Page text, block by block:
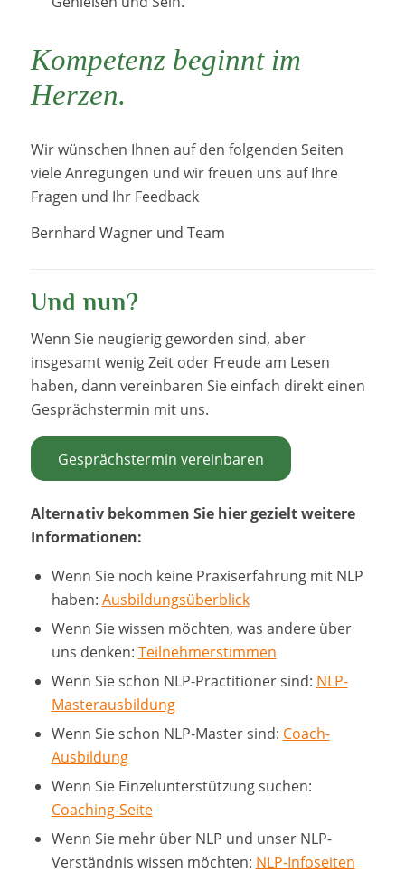
Kompetenz beginnt im
Herzen.
Wir wünschen Ihnen auf den folgenden Seiten
viele Anregungen und wir freuen uns auf Ihre
Fragen und Ihr Feedback
Bernhard Wagner und Team
Und nun?
Wenn Sie neugierig geworden sind, aber
insgesamt wenig Zeit oder Freude am Lesen
haben, dann vereinbaren Sie einfach direkt einen
Gesprächstermin mit uns.
Gesprächstermin vereinbaren
Alternativ bekommen Sie hier gezielt weitere
Informationen:
Wenn Sie noch keine Praxiserfahrung mit NLP
haben: Ausbildungsüberblick
Wenn Sie wissen möchten, was andere über
uns denken: Teilnehmerstimmen
Wenn Sie schon NLP-Practitioner sind: NLP-
Masterausbildung
Wenn Sie schon NLP-Master sind: Coach-
Ausbildung
Wenn Sie Einzelunterstützung suchen:
Coaching-Seite
Wenn Sie mehr über NLP und unser NLP-
Verständnis wissen möchten: NLP-Infoseiten